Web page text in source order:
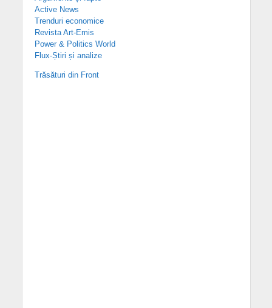
Active News
Trenduri economice
Revista Art-Emis
Power & Politics World
Flux-Știri și analize
Trăsături din Front